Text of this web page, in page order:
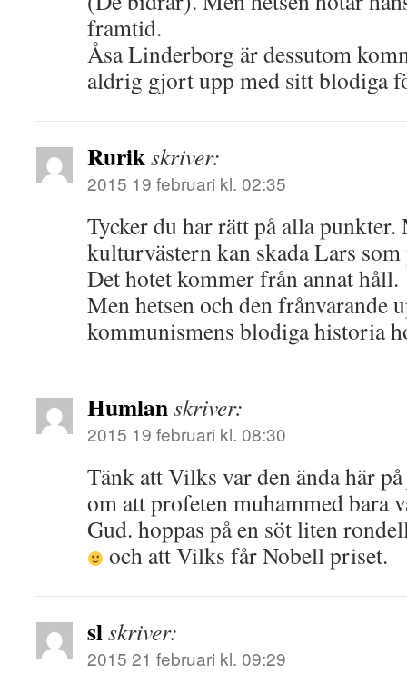
framtid.
Åsa Linderborg är dessutom
aldrig gjort upp med sitt blodiga
Rurikskriver:
2015 19 februari kl. 02:35
Tycker du har rätt på alla
kulturvästern kan skada Lars
Det hotet kommer från annat håll.
Men hetsen och den frånvarande
kommunismens blodiga historia
Humlanskriver:
2015 19 februari kl. 08:30
Tänk att Vilks var den ända här
om att profeten muhammed bara
Gud. hoppas på en söt liten
och att Vilks får Nobell priset.
slskriver:
2015 21 februari kl. 09:29